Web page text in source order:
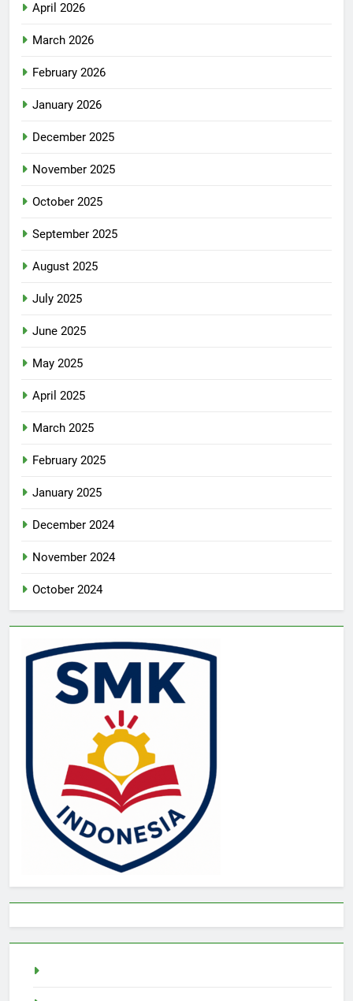
April 2026
March 2026
February 2026
January 2026
December 2025
November 2025
October 2025
September 2025
August 2025
July 2025
June 2025
May 2025
April 2025
March 2025
February 2025
January 2025
December 2024
November 2024
October 2024